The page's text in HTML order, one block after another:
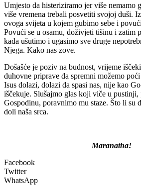
Umjesto da histeriziramo jer više nemamo
više vremena trebali posvetiti svojoj duši.
ovoga svijeta u kojem gubimo sebe i
Povući se u osamu, doživjeti tišinu i zatim
kada ušutimo i ugasimo sve druge
Njega. Kako nas zove.
Došašće je poziv na budnost, vrijeme
duhovne priprave da spremni možemo
Isus dolazi, dolazi da spasi nas, nije kao
iščekuje. Slušajmo glas koji viče u
Gospodinu, poravnimo mu staze. Što li su
doli naša srca.
Maranatha!
Facebook
Twitter
WhatsApp